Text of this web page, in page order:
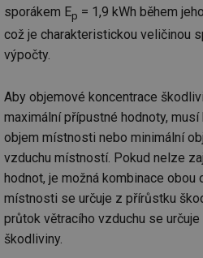
sporákem Ep = 1,9 kWh během
což je charakteristickou veličinou
výpočty.
Aby objemové koncentrace
maximální přípustné hodnoty,
objem místnosti nebo minimální
vzduchu místností. Pokud nelze
hodnot, je možná kombinace obou
místnosti se určuje z přírůstku
průtok větracího vzduchu se
škodliviny.